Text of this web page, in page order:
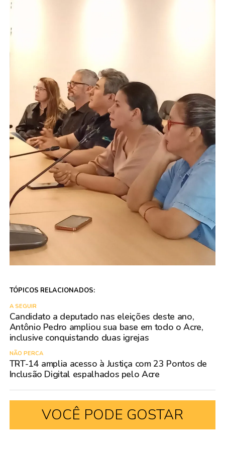
TÓPICOS RELACIONADOS:
A SEGUIR
Candidato a deputado nas eleições deste ano,
Antônio Pedro ampliou sua base em todo o Acre,
inclusive conquistando duas igrejas
NÃO PERCA
TRT-14 amplia acesso à Justiça com 23 Pontos de
Inclusão Digital espalhados pelo Acre
VOCÊ PODE GOSTAR